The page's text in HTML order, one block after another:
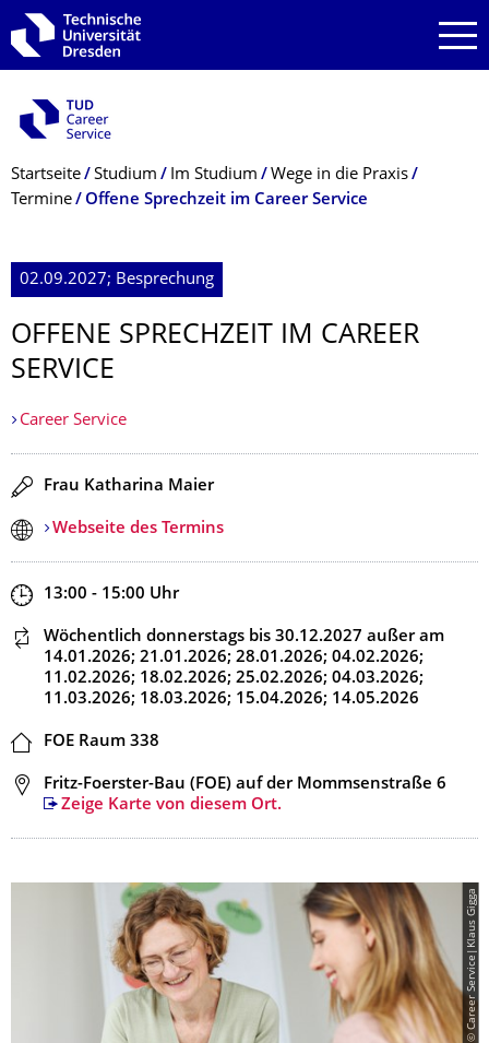
Zur Hauptnavigation springen
Zur Suche springen
Zum Inhalt springen
Breadcrumb-Menü
Startseite Studium Im Studium
Wege in die Praxis
Termine
Offene Sprechzeit im Career Service
02.09.2027; Besprechung
OFFENE SPRECHZEIT IM CAREER
SERVICE
Career Service
Redner
Frau Katharina Maier
Webseite des Termins
Zeit
13:00 - 15:00 Uhr
Dieser Termin wiederholt sich
Wöchentlich donnerstags bis 30.12.2027 außer am
14.01.2026; 21.01.2026; 28.01.2026; 04.02.2026;
11.02.2026; 18.02.2026; 25.02.2026; 04.03.2026;
11.03.2026; 18.03.2026; 15.04.2026; 14.05.2026
Ort
FOE Raum 338
Adresse
Fritz-Foerster-Bau (FOE) auf der Mommsenstraße 6
Zeige Karte von diesem Ort.
© Career Service|Klaus Gigga